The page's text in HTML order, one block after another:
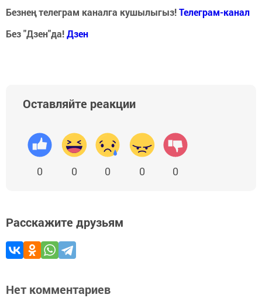
Безнең телеграм каналга кушылыгыз!Телеграм-канал
Без "Дзен"да!Дзен
Оставляйте реакции
0 0 0 0 0
Расскажите друзьям
Нет комментариев